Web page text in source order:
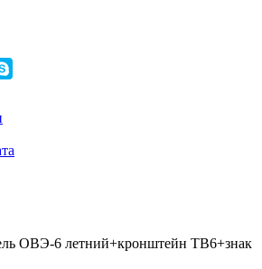
ОВЭ-6 летний+кронштейн ТВ6+знак